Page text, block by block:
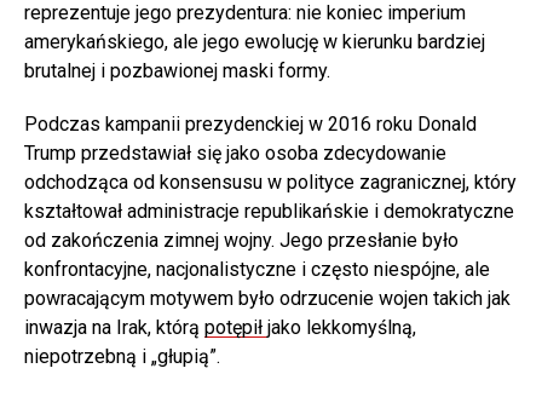
reprezentuje jego prezydentura: nie koniec imperium
amerykańskiego, ale jego ewolucję w kierunku bardziej
brutalnej i pozbawionej maski formy.
Podczas kampanii prezydenckiej w 2016 roku Donald
Trump przedstawiał się jako osoba zdecydowanie
odchodząca od konsensusu w polityce zagranicznej, który
kształtował administracje republikańskie i demokratyczne
od zakończenia zimnej wojny. Jego przesłanie było
konfrontacyjne, nacjonalistyczne i często niespójne, ale
powracającym motywem było odrzucenie wojen takich jak
inwazja na Irak, którą potępił jako lekkomyślną,
niepotrzebną i „głupią”.